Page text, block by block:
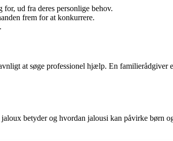
ud fra deres personlige behov.
frem for at konkurrere.
at søge professionel hjælp. En familierådgiver
betyder og hvordan jalousi kan påvirke børn